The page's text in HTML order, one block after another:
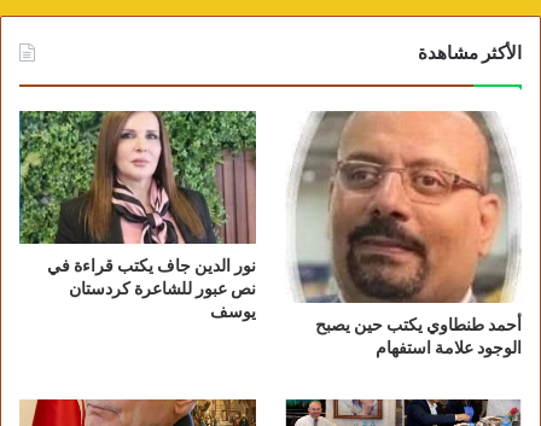
الأكثر مشاهدة
أحمد طنطاوي يكتب حين يصبح
الوجود علامة استفهام
نور الدين جاف يكتب قراءة في
نص عبور للشاعرة كردستان
يوسف